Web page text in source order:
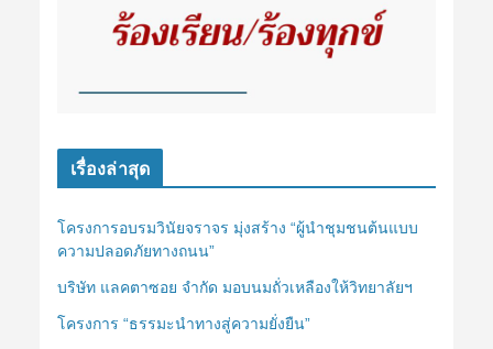
เรื่องล่าสุด
โครงการอบรมวินัยจราจร มุ่งสร้าง “ผู้นำชุมชนต้นแบบ
ความปลอดภัยทางถนน”
บริษัท แลคตาซอย จำกัด มอบนมถั่วเหลืองให้วิทยาลัยฯ
โครงการ “ธรรมะนำทางสู่ความยั่งยืน”